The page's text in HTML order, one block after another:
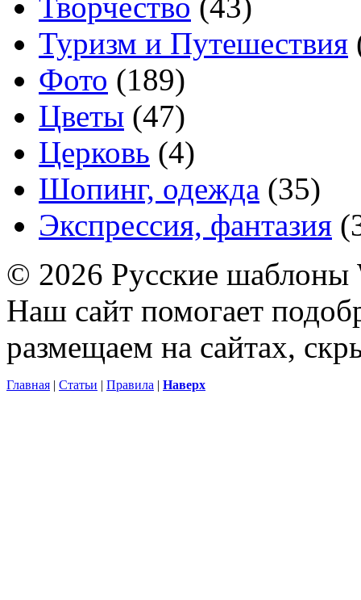
Творчество (43)
Туризм и Путешествия
Фото (189)
Цветы (47)
Церковь (4)
Шопинг, одежда (35)
Экспрессия, фантазия
© 2026 Русские шаблоны
Наш сайт помогает
размещаем на сайтах,
Главная | Статьи | Правила | Наверх